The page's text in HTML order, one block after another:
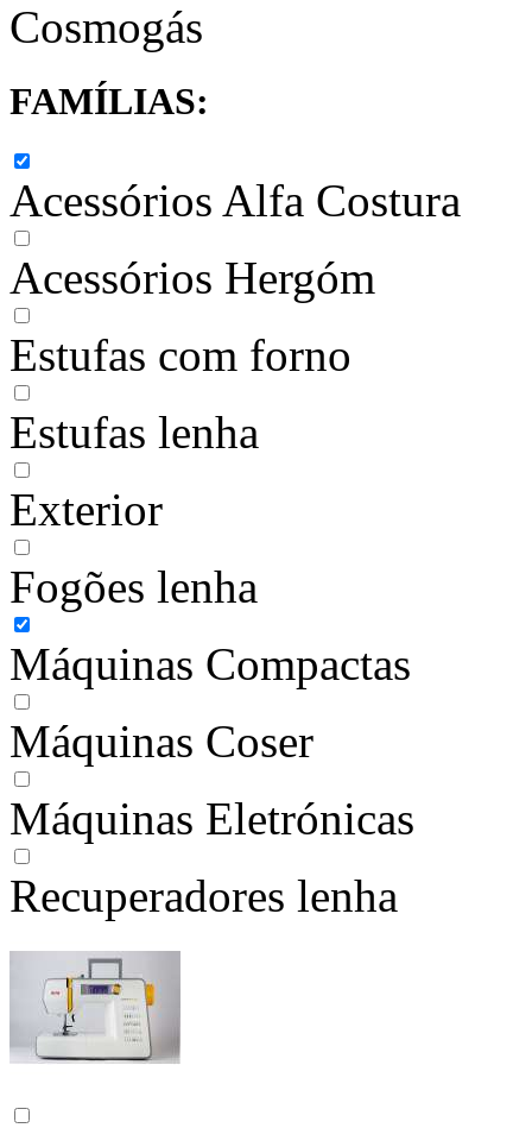
Cosmogás
FAMÍLIAS:
Acessórios Alfa Costura
Acessórios Hergóm
Estufas com forno
Estufas lenha
Exterior
Fogões lenha
Máquinas Compactas
Máquinas Coser
Máquinas Eletrónicas
Recuperadores lenha